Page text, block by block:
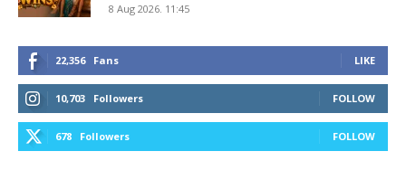
8 Aug 2026. 11:45
22,356 Fans LIKE
10,703 Followers FOLLOW
678 Followers FOLLOW